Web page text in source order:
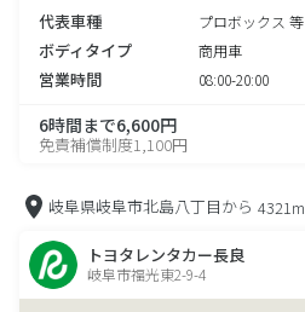
代表車種 プロボックス 等
ボディタイプ 商用車
営業時間 08:00-20:00
6時間まで6,600円
免責補償制度1,100円
岐阜県岐阜市北島八丁目から 4321m
トヨタレンタカー長良
岐阜市福光東2-9-4